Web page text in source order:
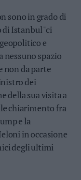
sono in grado di
Istanbul "ci
e
nessuno spazio
non da parte
dei
della sua visita a
chiarimento fra
e la
in occasione
degli ultimi